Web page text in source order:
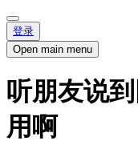
登录
Open main menu
听朋友说
用啊